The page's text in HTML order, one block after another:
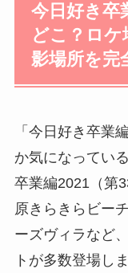
今日好き卒
どこ？ロ
影場所を完
「今日好き卒業
か気になってい
卒業編2021（第
原きらきらビー
ーズヴィラなど
トが多数登場し